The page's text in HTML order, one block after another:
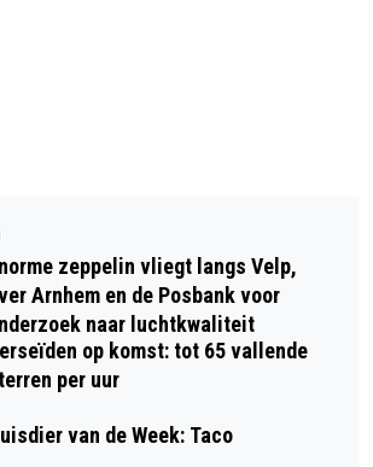
IN BUURTHUIS DE
VIA LOTING
VOOR G1000RHEDEN
zeppelin vliegt langs Velp,
Arnhem en de Posbank voor
naar luchtkwaliteit
op komst: tot 65 vallende
per uur
van de Week: Taco